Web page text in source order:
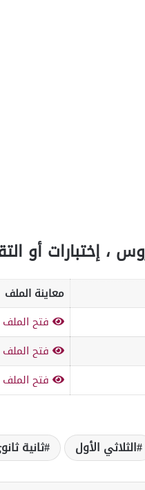
، إختبارات أو
معاينة الملف
فتح الملف
فتح الملف
فتح الملف
الثلاثي الأول ثانية